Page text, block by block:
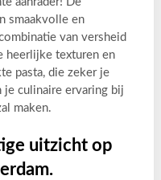
smaakvolle en
van versheid
heerlijke texturen en
pasta, die zeker je
je culinaire ervaring bij
maken.
uitzicht op